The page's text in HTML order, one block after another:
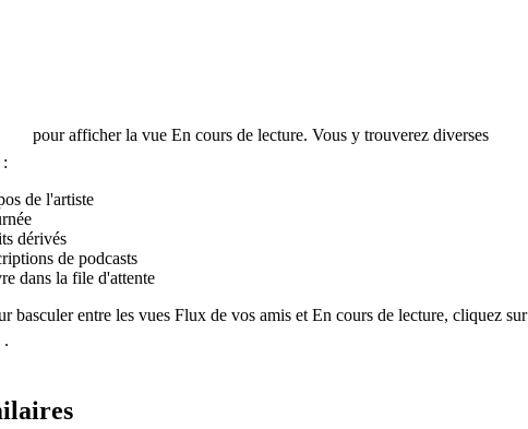
pour afficher la vue En cours de lecture. Vous y trouverez diverses
de l'artiste
dérivés
de podcasts
dans la file d'attente
basculer entre les vues Flux de vos amis et En cours de lecture, cliquez sur